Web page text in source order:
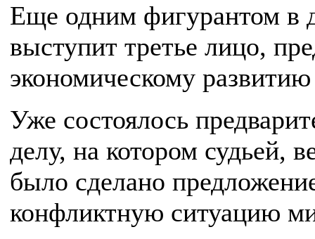
Еще одним фигурантом в
выступит третье лицо,
экономическому
Уже состоялось
делу, на котором судьей,
было сделано
конфликтную ситуацию